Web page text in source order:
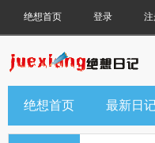
绝想首页 登录
绝想首页 最新日